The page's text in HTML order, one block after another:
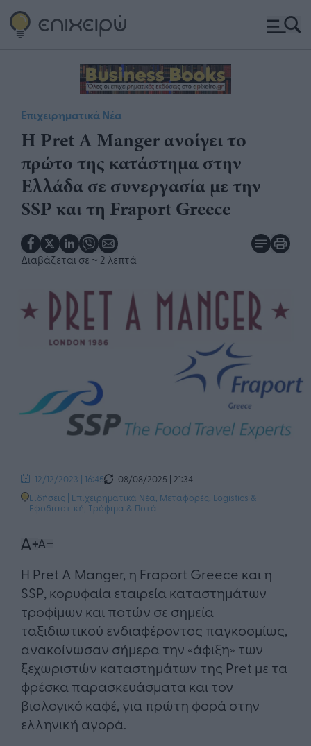
Επιχειρηματικά Νέα
Η Pret A Manger ανοίγει το
πρώτο της κατάστημα στην
Ελλάδα σε συνεργασία με την
SSP και τη Fraport Greece
Διαβάζεται σε ~ 2 λεπτά
12/12/2023 | 16:45
08/08/2025 | 21:34
Ειδήσεις | Επιχειρηματικά Νέα Μεταφορές, Logistics &
Εφοδιαστική Τρόφιμα & Ποτά
Η Pret A Manger, η Fraport Greece και η
SSP, κορυφαία εταιρεία καταστημάτων
τροφίμων και ποτών σε σημεία
ταξιδιωτικού ενδιαφέροντος παγκοσμίως,
ανακοίνωσαν σήμερα την «άφιξη» των
ξεχωριστών καταστημάτων της Pret με τα
φρέσκα παρασκευάσματα και τον
βιολογικό καφέ, για πρώτη φορά στην
ελληνική αγορά.